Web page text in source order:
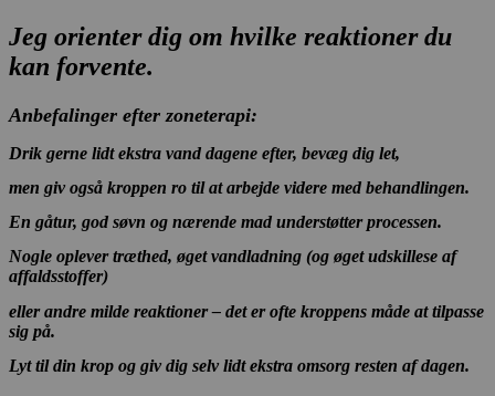
Jeg orienter dig om hvilke reaktioner du
kan forvente.
Anbefalinger efter zoneterapi:
Drik gerne lidt ekstra vand dagene efter, bevæg dig let,
men giv også kroppen ro til at arbejde videre med behandlingen.
En gåtur, god søvn og nærende mad understøtter processen.
Nogle oplever træthed, øget vandladning (og øget udskillese af
affaldsstoffer)
eller andre milde reaktioner – det er ofte kroppens måde at tilpasse
sig på.
Lyt til din krop og giv dig selv lidt ekstra omsorg resten af dagen.